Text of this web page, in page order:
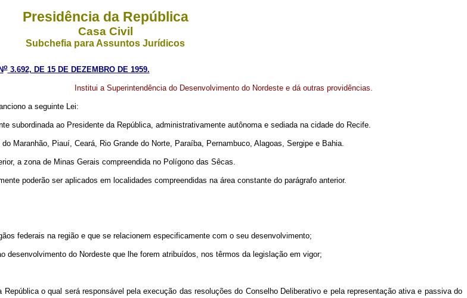
Presidência da República
Casa Civil
Subchefia para Assuntos Jurídicos
o3.692, DE 15 DE DEZEMBRO DE 1959.
Institui a Superintendência do Desenvolvimento do Nordeste e dá outras providências.
a seguinte Lei:
subordinada ao Presidente da República, administrativamente autônoma e sediada na cidade do Recife.
Piauí, Ceará, Rio Grande do Norte, Paraíba, Pernambuco, Alagoas, Sergipe e Bahia.
a zona de Minas Gerais compreendida no Polígono das Sêcas.
poderão ser aplicados em localidades compreendidas na área constante do parágrafo anterior.
federais na região e que se relacionem especificamente com o seu desenvolvimento;
do Nordeste que lhe forem atribuídos, nos têrmos da legislação em vigor;
o qual será responsável pela execução das resoluções do Conselho Deliberativo e pela representação ativa e passiva do